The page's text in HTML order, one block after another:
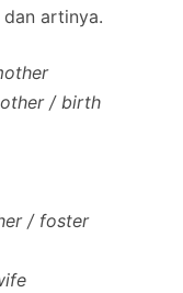
artinya.
/ birth
/ foster